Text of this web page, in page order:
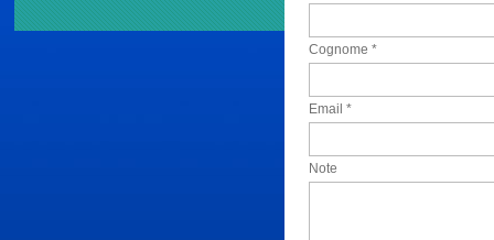
Cognome *
Email *
Note